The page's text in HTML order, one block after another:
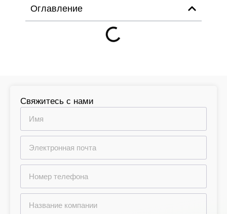
Оглавление
Свяжитесь с нами